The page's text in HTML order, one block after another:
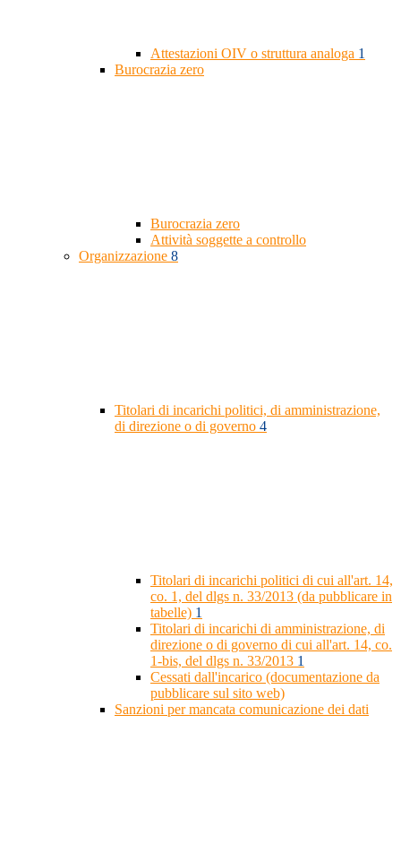
Attestazioni OIV o struttura analoga 1
Burocrazia zero
Burocrazia zero
Attività soggette a controllo
Organizzazione 8
Titolari di incarichi politici, di amministrazione,
di direzione o di governo 4
Titolari di incarichi politici di cui all'art. 14,
co. 1, del dlgs n. 33/2013 (da pubblicare in
tabelle) 1
Titolari di incarichi di amministrazione, di
direzione o di governo di cui all'art. 14, co.
1-bis, del dlgs n. 33/2013 1
Cessati dall'incarico (documentazione da
pubblicare sul sito web)
Sanzioni per mancata comunicazione dei dati